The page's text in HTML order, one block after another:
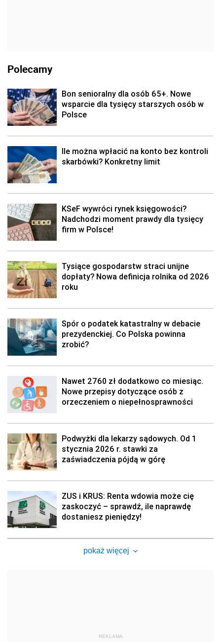
Polecamy
Bon senioralny dla osób 65+. Nowe
wsparcie dla tysięcy starszych osób w
Polsce
Ile można wpłacić na konto bez kontroli
skarbówki? Konkretny limit
KSeF wywróci rynek księgowości?
Nadchodzi moment prawdy dla tysięcy
firm w Polsce!
Tysiące gospodarstw straci unijne
dopłaty? Nowa definicja rolnika od 2026
roku
Spór o podatek katastralny w debacie
prezydenckiej. Co Polska powinna
zrobić?
Nawet 2760 zł dodatkowo co miesiąc.
Nowe przepisy dotyczące osób z
orzeczeniem o niepełnosprawności
Podwyżki dla lekarzy sądowych. Od 1
stycznia 2026 r. stawki za
zaświadczenia pójdą w górę
ZUS i KRUS: Renta wdowia może cię
zaskoczyć – sprawdź, ile naprawdę
dostaniesz pieniędzy!
pokaż więcej
REKLAMA